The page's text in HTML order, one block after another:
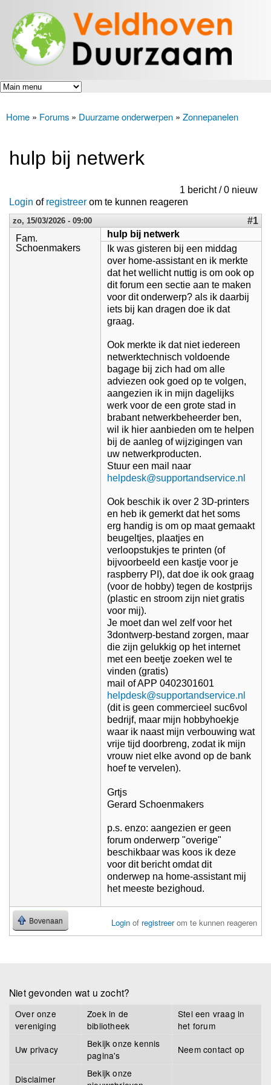
en naar
de inhoud
gaan
Veldhoven
Duurzaam
Energiek
naar de
toekomst
U bent hier
Home » Forums » Duurzame onderwerpen » Zonnepanelen
hulp bij netwerk
1 bericht / 0 nieuw
Login of registreer om te kunnen reageren
zo, 15/03/2026 - 09:00
#1
Fam.
Schoenmakers
hulp bij netwerk
Ik was gisteren bij een middag
over home-assistant en ik merkte
dat het wellicht nuttig is om ook op
dit forum een sectie aan te maken
voor dit onderwerp? als ik daarbij
iets bij kan dragen doe ik dat
graag.
Ook merkte ik dat niet iedereen
netwerktechnisch voldoende
bagage bij zich had om alle
adviezen ook goed op te volgen,
aangezien ik in mijn dagelijks
werk voor de een grote stad in
brabant netwerkbeheerder ben,
wil ik hier aanbieden om te helpen
bij de aanleg of wijzigingen van
uw netwerkproducten.
Stuur een mail naar
helpdesk@supportandservice.nl
Ook beschik ik over 2 3D-printers
en heb ik gemerkt dat het soms
erg handig is om op maat gemaakt
beugeltjes, plaatjes en
verloopstukjes te printen (of
bijvoorbeeld een kastje voor je
raspberry PI), dat doe ik ook graag
(voor de hobby) tegen de kostprijs
(plastic en stroom zijn niet gratis
voor mij).
Je moet dan wel zelf voor het
3dontwerp-bestand zorgen, maar
die zijn gelukkig op het internet
met een beetje zoeken wel te
vinden (gratis)
mail of APP 0402301601
helpdesk@supportandservice.nl
(dit is geen commercieel suc6vol
bedrijf, maar mijn hobbyhoekje
waar ik naast mijn verbouwing wat
vrije tijd doorbreng, zodat ik mijn
vrouw niet elke avond op de bank
hoef te vervelen).
Grtjs
Gerard Schoenmakers
p.s. enzo: aangezien er geen
forum onderwerp "overige"
beschikbaar was koos ik deze
voor dit bericht omdat dit
onderwep na home-assistant mij
het meeste bezighoud.
Bovenaan Login of registreerom te kunnen reageren
Niet gevonden wat u zocht?
Over onze
vereniging
Zoek in de
bibliotheek
Stel een vraag in
het forum
Uw privacy
Bekijk onze kennis
pagina's
Neem contact op
Disclaimer
Bekijk onze